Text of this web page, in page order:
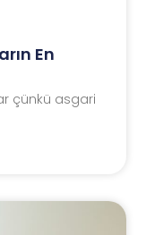
En
çünkü asgari